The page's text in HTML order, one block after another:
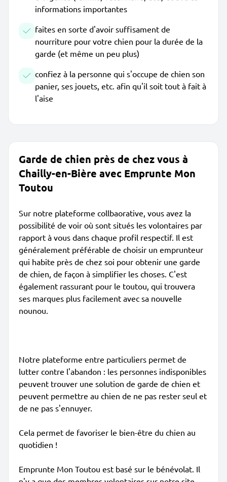
informations importantes
faites en sorte d'avoir suffisament de
nourriture pour votre chien pour la durée de la
garde (et même un peu plus)
confiez à la personne qui s'occupe de chien son
panier, ses jouets, etc. afin qu'il soit tout à fait à
l'aise
Garde de chien près de chez vous à
Chailly-en-Bière avec Emprunte Mon
Toutou
Sur notre plateforme collbaorative, vous avez la
possibilité de voir où sont situés les volontaires par
rapport à vous dans chaque profil respectif. Il est
généralement préférable de choisir un emprunteur
qui habite près de chez soi pour obtenir une garde
de chien, de façon à simplifier les choses. C'est
également rassurant pour le toutou, qui trouvera
ses marques plus facilement avec sa nouvelle
nounou.
Notre plateforme entre particuliers permet de
lutter contre l'abandon : les personnes indisponibles
peuvent trouver une solution de garde de chien et
peuvent permettre au chien de ne pas rester seul et
de ne pas s'ennuyer.
Cela permet de favoriser le bien-être du chien au
quotidien !
Emprunte Mon Toutou est basé sur le bénévolat. Il